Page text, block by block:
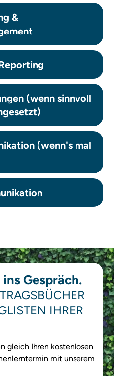
&
(wenn sinnvoll
(wenn's mal
Gespräch.
IHRER
gleich Ihren kostenlosen
mit unserem